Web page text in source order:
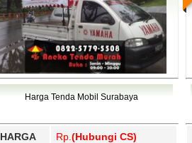
Harga Tenda Mobil Surabaya
HARGA Rp. (Hubungi CS)